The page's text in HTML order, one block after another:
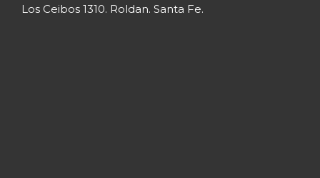
Los Ceibos 1310. Roldan. Santa Fe.